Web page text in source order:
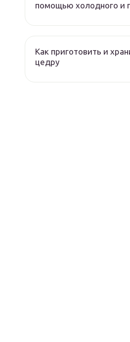
помощью холодного и
Как приготовить и
цедру